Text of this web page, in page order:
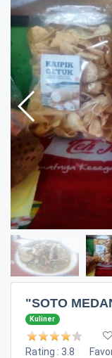
"SOTO
Kuliner
Rating : 3.8